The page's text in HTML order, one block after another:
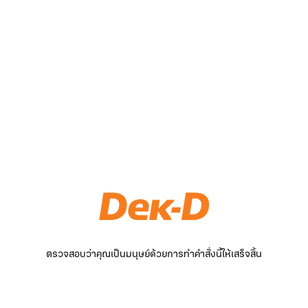
ตรวจสอบว่าคุณเป็นมนุษย์ด้วยการทำคำสั่งนี้ให้เสร็จสิ้น